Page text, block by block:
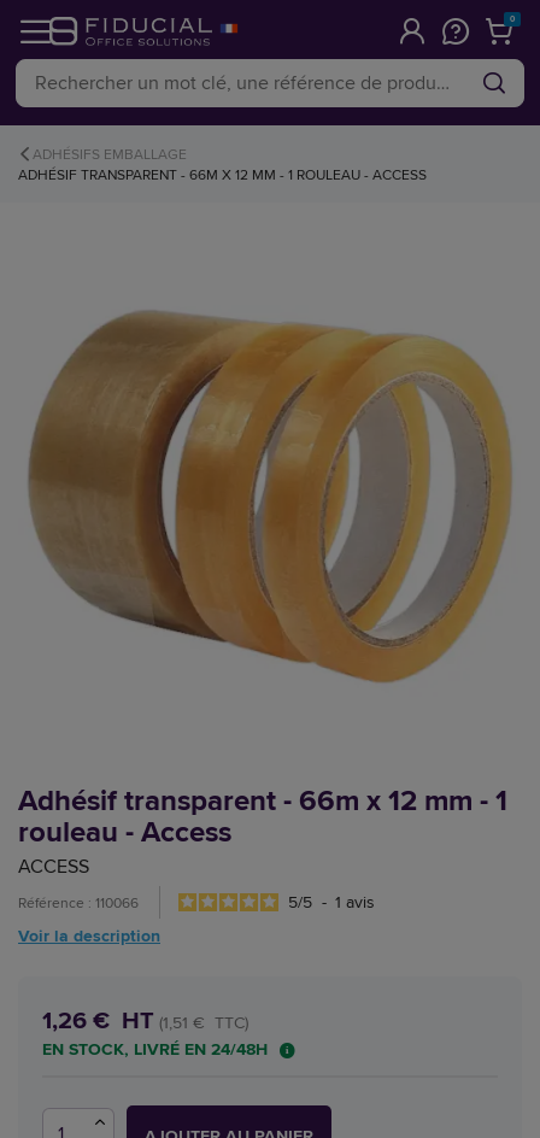
0
ADHÉSIFS EMBALLAGE
ADHÉSIF TRANSPARENT - 66M X 12 MM - 1 ROULEAU - ACCESS
Adhésif transparent - 66m x 12 mm - 1
rouleau - Access
ACCESS
Référence : 110066 5/5 - 1 avis
Voir la description
1,26 € HT (1,51 € TTC)
EN STOCK, LIVRÉ EN 24/48H